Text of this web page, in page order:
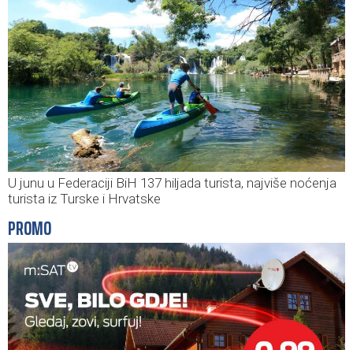
U junu u Federaciji BiH 137 hiljada turista, najviše noćenja
turista iz Turske i Hrvatske
PROMO